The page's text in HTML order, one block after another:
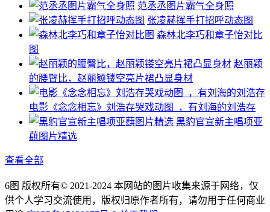
范丞丞图片霸气全身照
张凌赫挥手打招呼动态图
森林北李巧和章子怡对比
图
赵丽颖
的腰臀比，赵丽颖镂空亮片裙凸显身材
电影《念念相忘》刘浩存哭戏动图 ​​​ ，有刘海的刘浩存
黑豹官宣新主唱项亚
蕻图片精选
查看全部
6图 版权所有© 2021-2024 本网站的图片收集来源于网络，仅
供个人学习交流使用，版权归原作者所有，请勿用于任何商业